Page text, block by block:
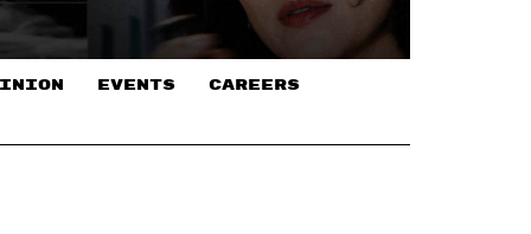
EVENTS CAREERS